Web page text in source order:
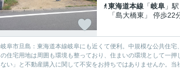
東海道本線 「岐阜 」
「島大橋東」 停歩22
岐阜市旦島：東海道本線岐阜にも近くて便利。中規模な公共住
の住宅用地は周囲も環境も整っており、住まいの環境として一
ない」と不動産購入に関して不安をお持ちではありませんか。